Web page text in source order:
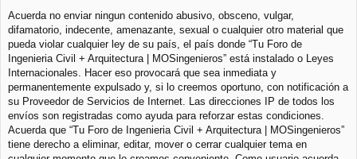
Acuerda no enviar ningun contenido abusivo, obsceno, vulgar,
difamatorio, indecente, amenazante, sexual o cualquier otro material que
pueda violar cualquier ley de su país, el país donde “Tu Foro de
Ingenieria Civil + Arquitectura | MOSingenieros” está instalado o Leyes
Internacionales. Hacer eso provocará que sea inmediata y
permanentemente expulsado y, si lo creemos oportuno, con notificación a
su Proveedor de Servicios de Internet. Las direcciones IP de todos los
envíos son registradas como ayuda para reforzar estas condiciones.
Acuerda que “Tu Foro de Ingenieria Civil + Arquitectura | MOSingenieros”
tiene derecho a eliminar, editar, mover o cerrar cualquier tema en